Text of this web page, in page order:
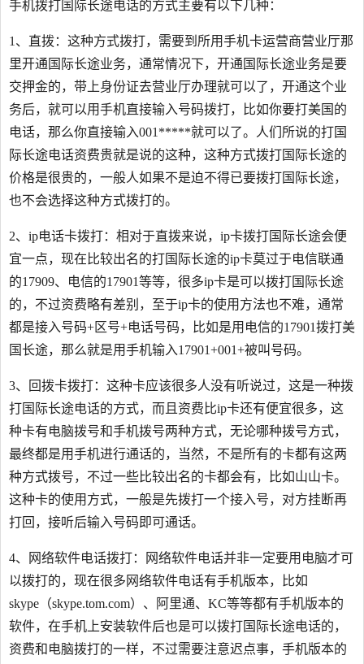
手机拨打国际长途电话的方式主要有以下几种：
1、直拨：这种方式拨打，需要到所用手机卡运营商营业厅那
里开通国际长途业务，通常情况下，开通国际长途业务是要
交押金的，带上身份证去营业厅办理就可以了，开通这个业
务后，就可以用手机直接输入号码拨打，比如你要打美国的
电话，那么你直接输入001*****就可以了。人们所说的打国
际长途电话资费贵就是说的这种，这种方式拨打国际长途的
价格是很贵的，一般人如果不是迫不得已要拨打国际长途，
也不会选择这种方式拨打的。
2、ip电话卡拨打：相对于直拨来说，ip卡拨打国际长途会便
宜一点，现在比较出名的打国际长途的ip卡莫过于电信联通
的17909、电信的17901等等，很多ip卡是可以拨打国际长途
的，不过资费略有差别，至于ip卡的使用方法也不难，通常
都是接入号码+区号+电话号码，比如是用电信的17901拨打美
国长途，那么就是用手机输入17901+001+被叫号码。
3、回拨卡拨打：这种卡应该很多人没有听说过，这是一种拨
打国际长途电话的方式，而且资费比ip卡还有便宜很多，这
种卡有电脑拨号和手机拨号两种方式，无论哪种拨号方式，
最终都是用手机进行通话的，当然，不是所有的卡都有这两
种方式拨号，不过一些比较出名的卡都会有，比如山山卡。
这种卡的使用方式，一般是先拨打一个接入号，对方挂断再
打回，接听后输入号码即可通话。
4、网络软件电话拨打：网络软件电话并非一定要用电脑才可
以拨打的，现在很多网络软件电话有手机版本，比如
skype（skype.tom.com）、阿里通、KC等等都有手机版本的
软件，在手机上安装软件后也是可以拨打国际长途电话的，
资费和电脑拨打的一样，不过需要注意迟点事，手机版本的